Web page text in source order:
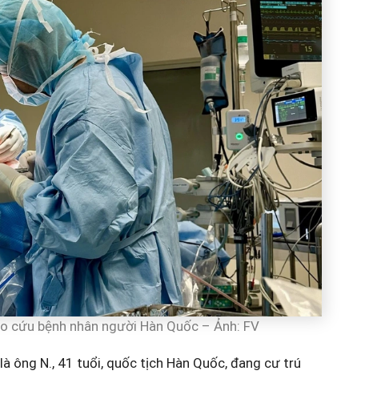
cứu bệnh nhân người Hàn Quốc – Ảnh: FV
là ông N., 41 tuổi, quốc tịch Hàn Quốc, đang cư trú